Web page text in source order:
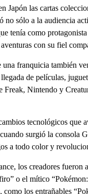
Japón las cartas
no sólo a la audiencia
tenía como
con su fiel
franquicia también
de películas,
Freak, Nintendo y
tecnológicos que
surgió la consola
a todo color y
los creadores fueron
o el mítico
los entrañables